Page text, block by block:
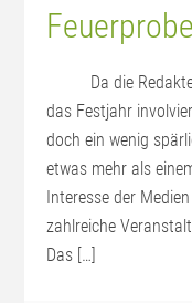
Da die
das Festjahr
doch ein wenig
etwas mehr als
Interesse der
zahlreiche
Das […]